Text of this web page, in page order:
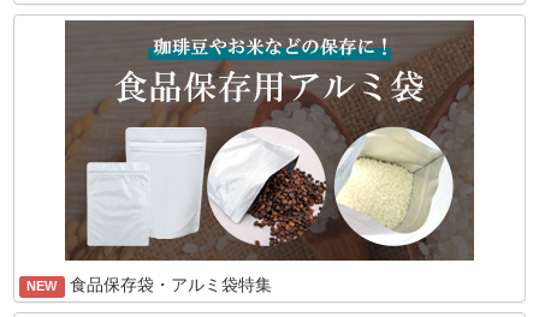
NEW 食品保存袋・アルミ袋特集